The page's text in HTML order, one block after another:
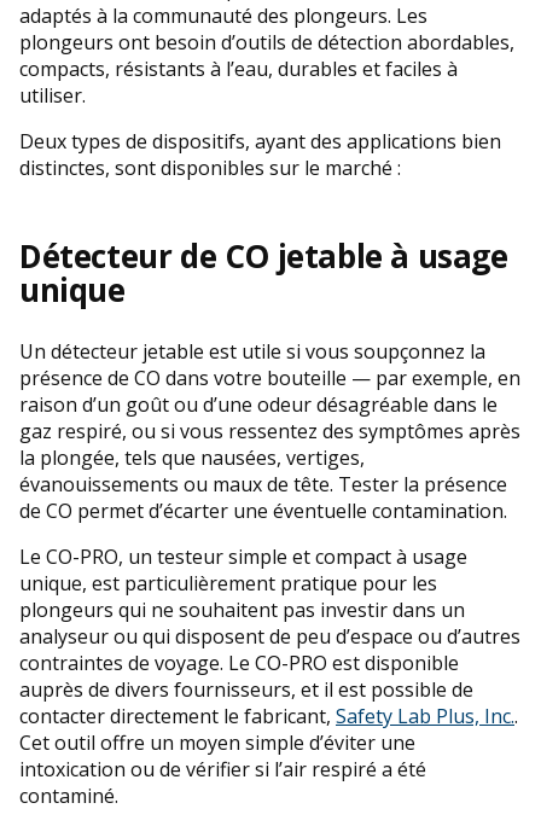
adaptés à la communauté des plongeurs. Les
plongeurs ont besoin d’outils de détection abordables,
compacts, résistants à l’eau, durables et faciles à
utiliser.
Deux types de dispositifs, ayant des applications bien
distinctes, sont disponibles sur le marché :
Détecteur de CO jetable à usage
unique
Un détecteur jetable est utile si vous soupçonnez la
présence de CO dans votre bouteille — par exemple, en
raison d’un goût ou d’une odeur désagréable dans le
gaz respiré, ou si vous ressentez des symptômes après
la plongée, tels que nausées, vertiges,
évanouissements ou maux de tête. Tester la présence
de CO permet d’écarter une éventuelle contamination.
Le CO-PRO, un testeur simple et compact à usage
unique, est particulièrement pratique pour les
plongeurs qui ne souhaitent pas investir dans un
analyseur ou qui disposent de peu d’espace ou d’autres
contraintes de voyage. Le CO-PRO est disponible
auprès de divers fournisseurs, et il est possible de
contacter directement le fabricant, Safety Lab Plus, Inc..
Cet outil offre un moyen simple d’éviter une
intoxication ou de vérifier si l’air respiré a été
contaminé.